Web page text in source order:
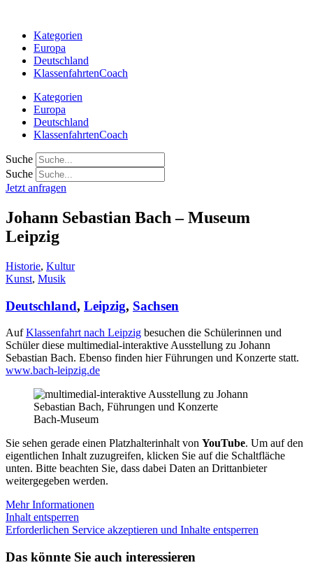
springenKategorien
Europa
Deutschland
KlassenfahrtenCoach
Kategorien
Europa
Deutschland
KlassenfahrtenCoach
Suche
Suche
Jetzt anfragen
Johann Sebastian Bach – Museum
Leipzig
Historie, Kultur
Kunst, Musik
Deutschland, Leipzig, Sachsen
AufKlassenfahrt nach Leipzig besuchen die Schülerinnen und
Schüler diese multimedial-interaktive Ausstellung zu Johann
Sebastian Bach. Ebenso finden hier Führungen und Konzerte statt.
www.bach-leipzig.de
Bach-Museum
Sie sehen gerade einen Platzhalterinhalt von YouTube. Um auf den
eigentlichen Inhalt zuzugreifen, klicken Sie auf die Schaltfläche
unten. Bitte beachten Sie, dass dabei Daten an Drittanbieter
weitergegeben werden.
Mehr Informationen
Inhalt entsperren
Erforderlichen Service akzeptieren und Inhalte entsperren
Das könnte Sie auch interessieren